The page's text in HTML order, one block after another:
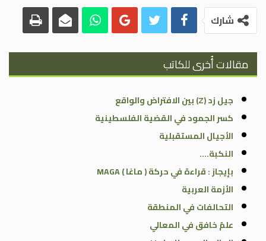
شارك
مقالات أُخرى للكاتب
جيل زد (Z) بين الافتراض والواقع
كسر الجمود في القضية الفلسطينية
الأجيال المستقبلية
النكبة….
بإيجاز : قراءة في حركة ( ماغا ) MAGA
الأزمة العربية
التحالفات في المنطقة
علمٌ خافق في المعالي